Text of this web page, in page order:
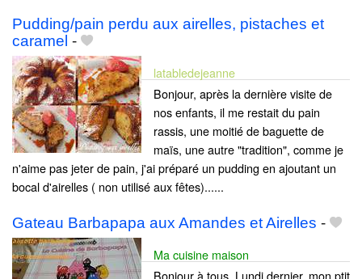
Pudding/pain perdu aux airelles, pistaches et
caramel -
latabledejeanne
Bonjour, après la dernière visite de
nos enfants, il me restait du pain
rassis, une moitié de baguette de
maïs, une autre "tradition", comme je
n'aime pas jeter de pain, j'ai préparé un pudding en ajoutant un
bocal d'airelles ( non utilisé aux fêtes)......
Gateau Barbapapa aux Amandes et Airelles -
Ma cuisine maison
Bonjour à tous. Lundi dernier, mon ptit